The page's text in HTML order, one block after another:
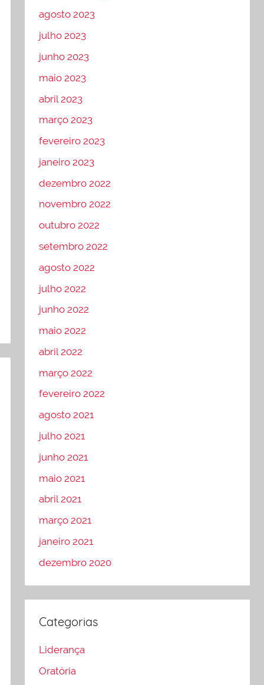
agosto 2023
julho 2023
junho 2023
maio 2023
abril 2023
março 2023
fevereiro 2023
janeiro 2023
dezembro 2022
novembro 2022
outubro 2022
setembro 2022
agosto 2022
julho 2022
junho 2022
maio 2022
abril 2022
março 2022
fevereiro 2022
agosto 2021
julho 2021
junho 2021
maio 2021
abril 2021
março 2021
janeiro 2021
dezembro 2020
Categorias
Liderança
Oratória